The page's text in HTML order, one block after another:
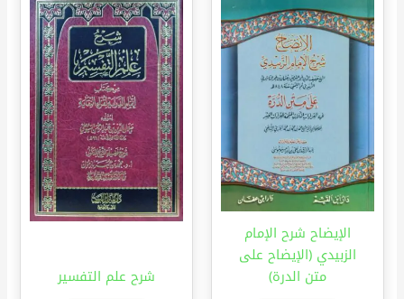
الإيضاح شرح الإمام
الزبيدي (الإيضاح على
متن الدرة)
شرح علم التفسير